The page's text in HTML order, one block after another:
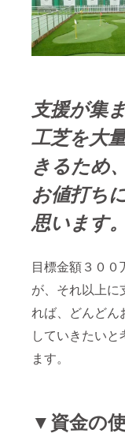
支援が集
工芝を大
きるため
お値打ち
思います。
目標金額３００
が、それ以上に
れば、どんどん
していきたいと
ます。
▼資金の